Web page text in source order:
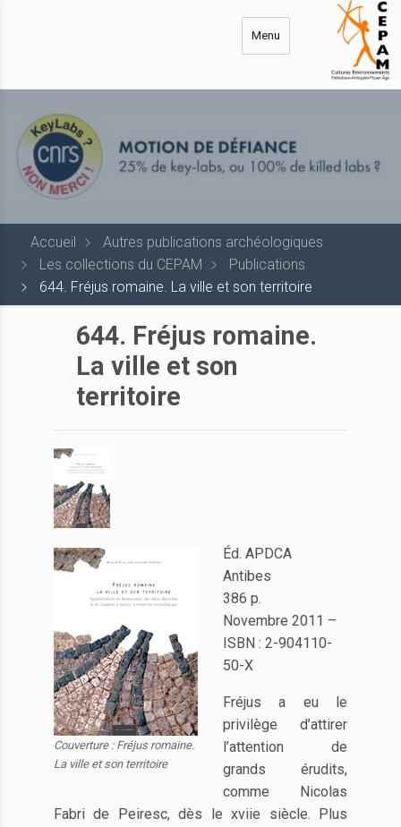
Menu
Accueil
Autres publications archéologiques
Les collections du CEPAM
Publications
644. Fréjus romaine. La ville et son territoire
644. Fréjus romaine.
La ville et son
territoire
Couverture : Fréjus romaine.
La ville et son territoire
Éd. APDCA
Antibes
386 p.
Novembre 2011 –
ISBN : 2-904110-
50-X
Fréjus a eu le
privilège d’attirer
l’attention de
grands érudits,
comme Nicolas
Fabri de Peiresc, dès le xviie siècle. Plus